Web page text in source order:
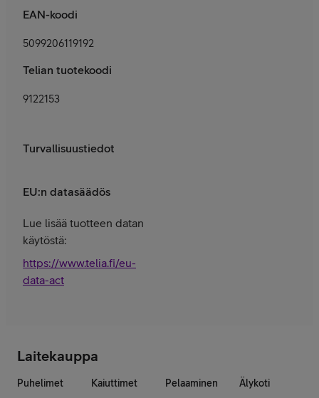
EAN-koodi
5099206119192
Telian tuotekoodi
9122153
Turvallisuustiedot
EU:n datasäädös
Lue lisää tuotteen datan
käytöstä:
https://www.telia.fi/eu-
data-act
Laitekauppa
Puhelimet Kaiuttimet Pelaaminen Älykoti